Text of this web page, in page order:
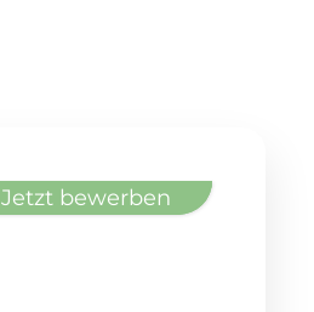
Jetzt bewerben